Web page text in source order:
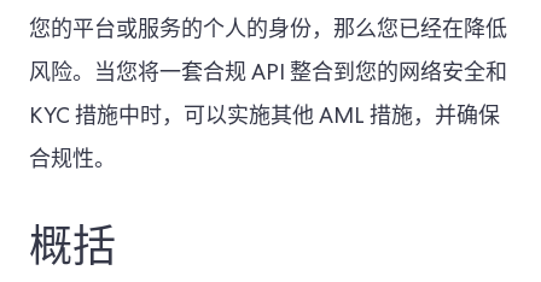
您的平台或服务的个人的身份，那么您已经在降低
风险。当您将一套合规 API 整合到您的网络安全和
KYC 措施中时，可以实施其他 AML 措施，并确保
合规性。
概括